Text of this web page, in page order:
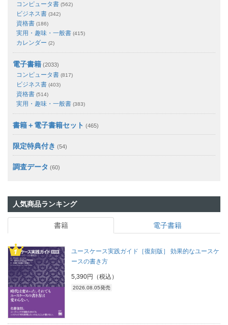
コンピュータ書 (562)
ビジネス書 (342)
資格書 (186)
実用・趣味・一般書 (415)
カレンダー (2)
電子書籍 (2033)
コンピュータ書 (817)
ビジネス書 (403)
資格書 (514)
実用・趣味・一般書 (383)
書籍＋電子書籍セット (465)
限定特典付き (54)
調査データ (60)
人気商品ランキング
書籍 電子書籍
ユースケース実践ガイド［復刻版］ 効果的なユースケ
ースの書き方
5,390円（税込）
2026.08.05発売